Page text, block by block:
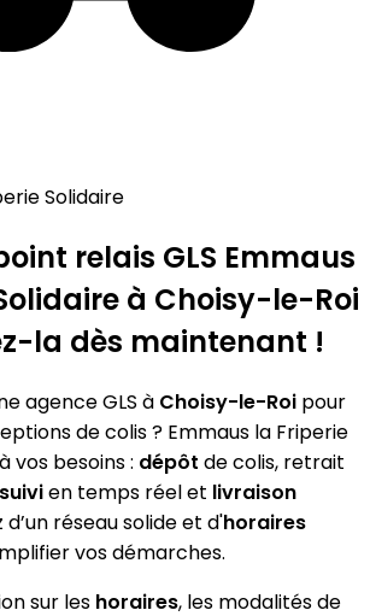
la Friperie Solidaire
relais GLS Emmaus
à Choisy-le-Roi
la dès maintenant !
agence GLS à Choisy-le-Roi pour
de colis ? Emmaus la Friperie
vos besoins : dépôt de colis, retrait
suivien temps réel et livraison
réseau solide et d'horaires
vos démarches.
sur les horaires, les modalités de